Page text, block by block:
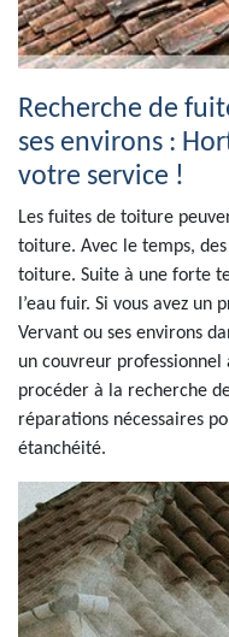
Recherche de
ses environs :
votre service !
Les fuites de toiture
toiture. Avec le temps,
toiture. Suite à une forte
l’eau fuir. Si vous avez
Vervant ou ses environs
un couvreur professionnel
procéder à la recherche
réparations nécessaires
étanchéité.